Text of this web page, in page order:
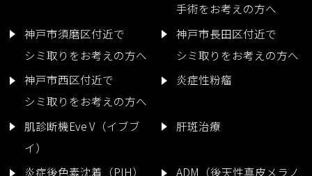
手術をお考えの方へ
神戸市須磨区付近で
シミ取りをお考えの方へ
神戸市長田区付近で
シミ取りをお考えの方へ
神戸市西区付近で
シミ取りをお考えの方へ
炎症性粉瘤
肌診断機Eve V（イブブ
イ）
肝斑治療
炎症後色素沈着（PIH）
ADM（後天性真皮メラノ